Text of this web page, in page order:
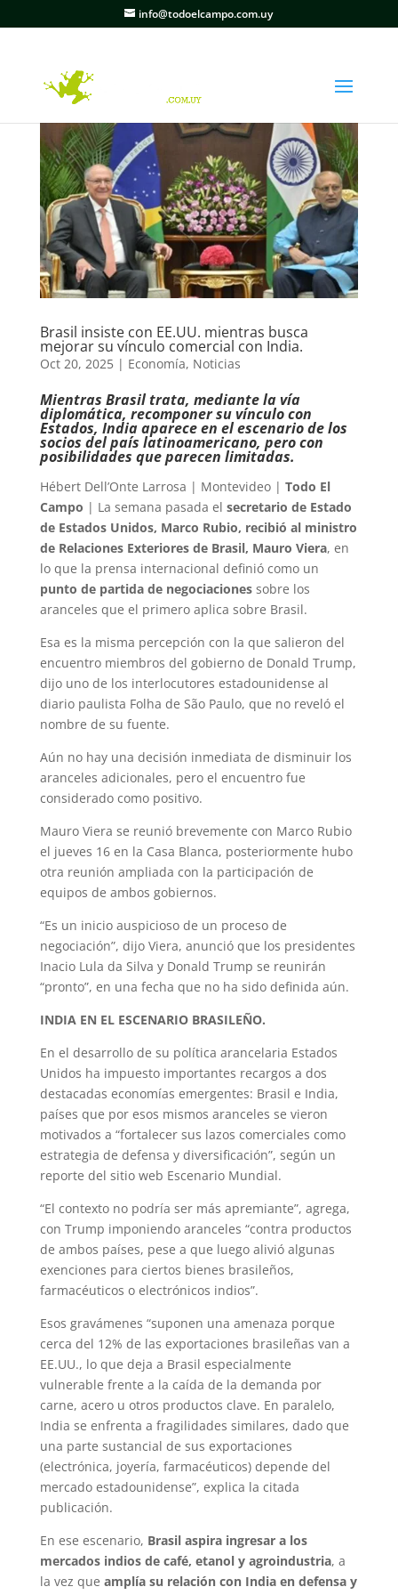
info@todoelcampo.com.uy
Brasil insiste con EE.UU. mientras busca
mejorar su vínculo comercial con India.
Oct 20, 2025| Economía, Noticias
Mientras Brasil trata, mediante la vía
diplomática, recomponer su vínculo con
Estados, India aparece en el escenario de los
socios del país latinoamericano, pero con
posibilidades que parecen limitadas.
Hébert Dell’Onte Larrosa | Montevideo | Todo El
Campo | La semana pasada el secretario de Estado
de Estados Unidos, Marco Rubio, recibió al ministro
de Relaciones Exteriores de Brasil, Mauro Viera, en
lo que la prensa internacional definió como un
punto de partida de negociacionessobre los
aranceles que el primero aplica sobre Brasil.
Esa es la misma percepción con la que salieron del
encuentro miembros del gobierno de Donald Trump,
dijo uno de los interlocutores estadounidense al
diario paulista Folha de São Paulo, que no reveló el
nombre de su fuente.
Aún no hay una decisión inmediata de disminuir los
aranceles adicionales, pero el encuentro fue
considerado como positivo.
Mauro Viera se reunió brevemente con Marco Rubio
el jueves 16 en la Casa Blanca, posteriormente hubo
otra reunión ampliada con la participación de
equipos de ambos gobiernos.
“Es un inicio auspicioso de un proceso de
negociación”, dijo Viera, anunció que los presidentes
Inacio Lula da Silva y Donald Trump se reunirán
“pronto”, en una fecha que no ha sido definida aún.
INDIA EN EL ESCENARIO BRASILEÑO.
En el desarrollo de su política arancelaria Estados
Unidos ha impuesto importantes recargos a dos
destacadas economías emergentes: Brasil e India,
países que por esos mismos aranceles se vieron
motivados a “fortalecer sus lazos comerciales como
estrategia de defensa y diversificación”, según un
reporte del sitio web Escenario Mundial.
“El contexto no podría ser más apremiante”, agrega,
con Trump imponiendo aranceles “contra productos
de ambos países, pese a que luego alivió algunas
exenciones para ciertos bienes brasileños,
farmacéuticos o electrónicos indios”.
Esos gravámenes “suponen una amenaza porque
cerca del 12% de las exportaciones brasileñas van a
EE.UU., lo que deja a Brasil especialmente
vulnerable frente a la caída de la demanda por
carne, acero u otros productos clave. En paralelo,
India se enfrenta a fragilidades similares, dado que
una parte sustancial de sus exportaciones
(electrónica, joyería, farmacéuticos) depende del
mercado estadounidense”, explica la citada
publicación.
En ese escenario, Brasil aspira ingresar a los
mercados indios de café, etanol y agroindustria, a
la vez que amplía su relación con India en defensa y